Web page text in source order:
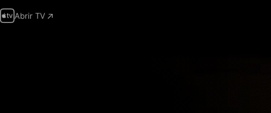
Abrir TV